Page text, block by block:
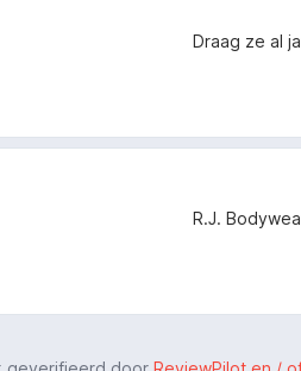
Draag ze al
R.J.